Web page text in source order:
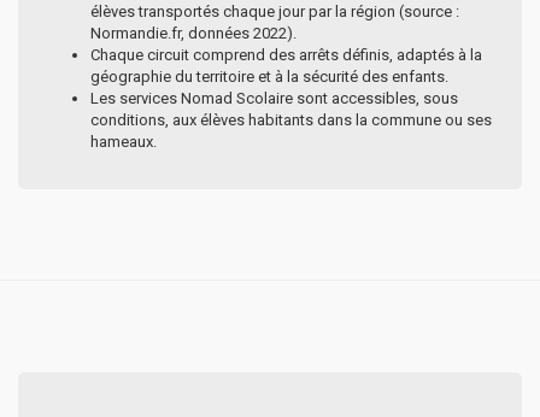
élèves transportés chaque jour par la région (source :
Normandie.fr, données 2022).
Chaque circuit comprend des arrêts définis, adaptés à la
géographie du territoire et à la sécurité des enfants.
Les services Nomad Scolaire sont accessibles, sous
conditions, aux élèves habitants dans la commune ou ses
hameaux.